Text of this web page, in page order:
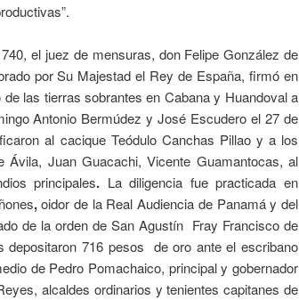
el juez de mensuras, don Felipe González de
por Su Majestad el Rey de España, firmó en
las tierras sobrantes en Cabana y Huandoval a
Antonio Bermúdez y José Escudero el 27 de
al cacique Teódulo Canchas Pillao y a los
Juan Guacachi, Vicente Guamantocas, al
principales. La diligencia fue practicada en
,oidor de la Real Audiencia de Panamá y del
de la orden de San Agustín Fray Francisco de
depositaron 716 pesos de oro ante el escribano
de Pedro Pomachaico, principal y gobernador
alcaldes ordinarios y tenientes capitanes de